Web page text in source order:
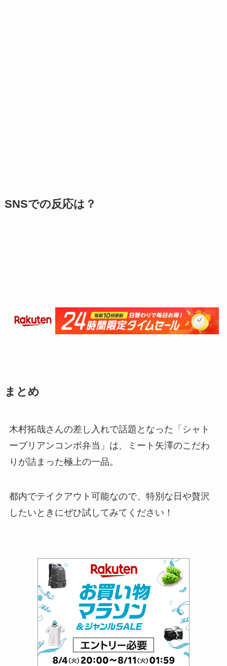
SNSでの反応は？
まとめ
木村拓哉さんの差し入れで話題となった「シャト
ーブリアンコンボ弁当」は、ミート矢澤のこだわ
りが詰まった極上の一品。
都内でテイクアウト可能なので、特別な日や贅沢
したいときにぜひ試してみてください！